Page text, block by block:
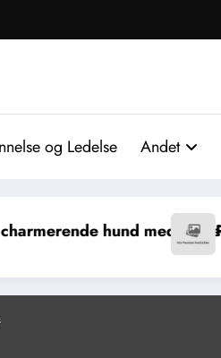
og Ledelse Andet
med et særligtProfessionel